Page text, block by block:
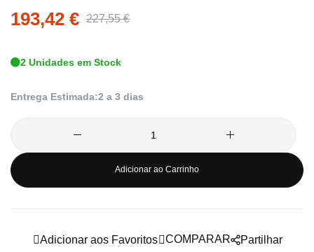
imagens
193,42 € 227,55 €
2 Unidades em Stock
Entrega Estimada:2 a 3 dias
Adicionar ao Carrinho
Adicionar aos Favoritos
COMPARAR
Partilhar